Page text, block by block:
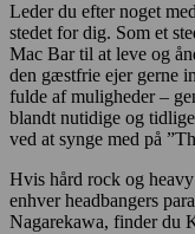
Leder du efter noget
stedet for dig. Som et
Mac Bar til at leve og
den gæstfrie ejer gerne
fulde af muligheder –
blandt nutidige og
ved at synge med på
Hvis hård rock og
enhver headbangers
Nagarekawa, finder du